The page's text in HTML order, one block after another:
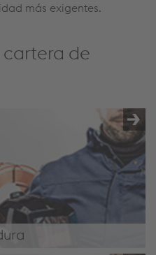
más exigentes.
cartera de